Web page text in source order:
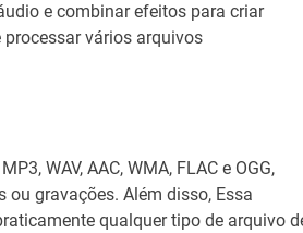
e combinar efeitos para criar
vários arquivos
WAV, AAC, WMA, FLAC e OGG,
gravações. Além disso, Essa
qualquer tipo de arquivo